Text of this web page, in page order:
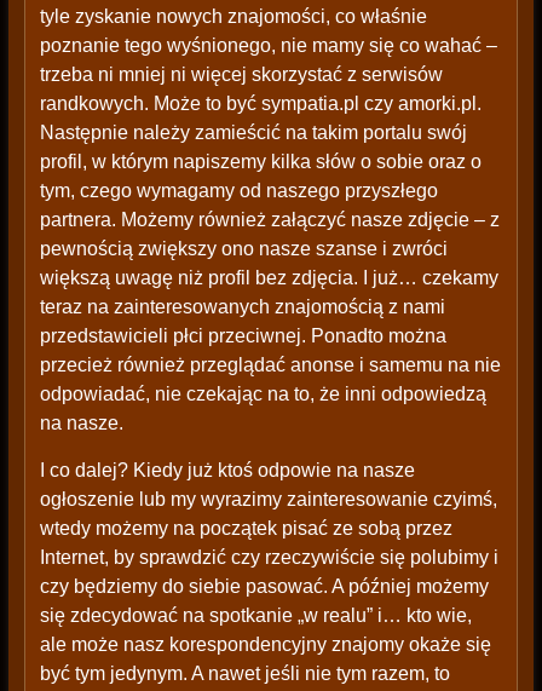
tyle zyskanie nowych znajomości, co właśnie
poznanie tego wyśnionego, nie mamy się co wahać –
trzeba ni mniej ni więcej skorzystać z serwisów
randkowych. Może to być sympatia.pl czy amorki.pl.
Następnie należy zamieścić na takim portalu swój
profil, w którym napiszemy kilka słów o sobie oraz o
tym, czego wymagamy od naszego przyszłego
partnera. Możemy również załączyć nasze zdjęcie – z
pewnością zwiększy ono nasze szanse i zwróci
większą uwagę niż profil bez zdjęcia. I już… czekamy
teraz na zainteresowanych znajomością z nami
przedstawicieli płci przeciwnej. Ponadto można
przecież również przeglądać anonse i samemu na nie
odpowiadać, nie czekając na to, że inni odpowiedzą
na nasze.
I co dalej? Kiedy już ktoś odpowie na nasze
ogłoszenie lub my wyrazimy zainteresowanie czyimś,
wtedy możemy na początek pisać ze sobą przez
Internet, by sprawdzić czy rzeczywiście się polubimy i
czy będziemy do siebie pasować. A później możemy
się zdecydować na spotkanie „w realu” i… kto wie,
ale może nasz korespondencyjny znajomy okaże się
być tym jedynym. A nawet jeśli nie tym razem, to